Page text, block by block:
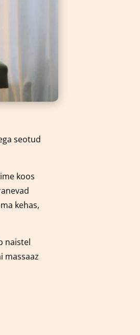
seotud
koos
kehas,
naistel
massaaz